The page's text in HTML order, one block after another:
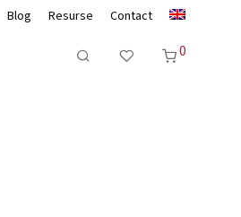
Blog Resurse Contact
0